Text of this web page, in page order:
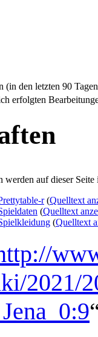
(in den letzten 90
erfolgten
werden auf dieser
r(Quelltext
(Quelltext
(Quelltext
2021/